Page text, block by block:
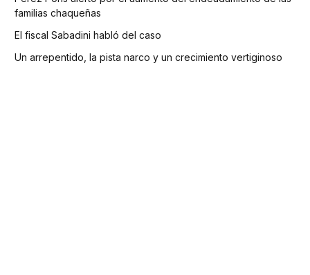
familias chaqueñas
El fiscal Sabadini habló del caso
Un arrepentido, la pista narco y un crecimiento vertiginoso